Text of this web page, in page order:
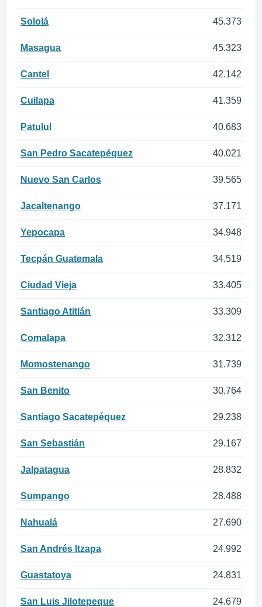
Sololá 45.373
Masagua 45.323
Cantel 42.142
Cuilapa 41.359
Patulul 40.683
San Pedro Sacatepéquez 40.021
Nuevo San Carlos 39.565
Jacaltenango 37.171
Yepocapa 34.948
Tecpán Guatemala 34.519
Ciudad Vieja 33.405
Santiago Atitlán 33.309
Comalapa 32.312
Momostenango 31.739
San Benito 30.764
Santiago Sacatepéquez 29.238
San Sebastián 29.167
Jalpatagua 28.832
Sumpango 28.488
Nahualá 27.690
San Andrés Itzapa 24.992
Guastatoya 24.831
San Luis Jilotepeque 24.679